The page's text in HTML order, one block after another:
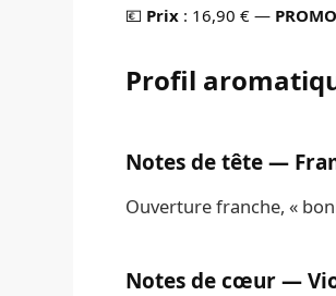
💶 Prix : 16,90 € —
Profil
Notes de tête —
Ouverture franche, «
Notes de cœur —